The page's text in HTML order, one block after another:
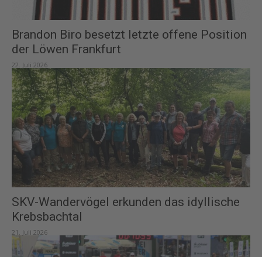
Brandon Biro besetzt letzte offene Position
der Löwen Frankfurt
22. Juli 2026
SKV-Wandervögel erkunden das idyllische
Krebsbachtal
21. Juli 2026